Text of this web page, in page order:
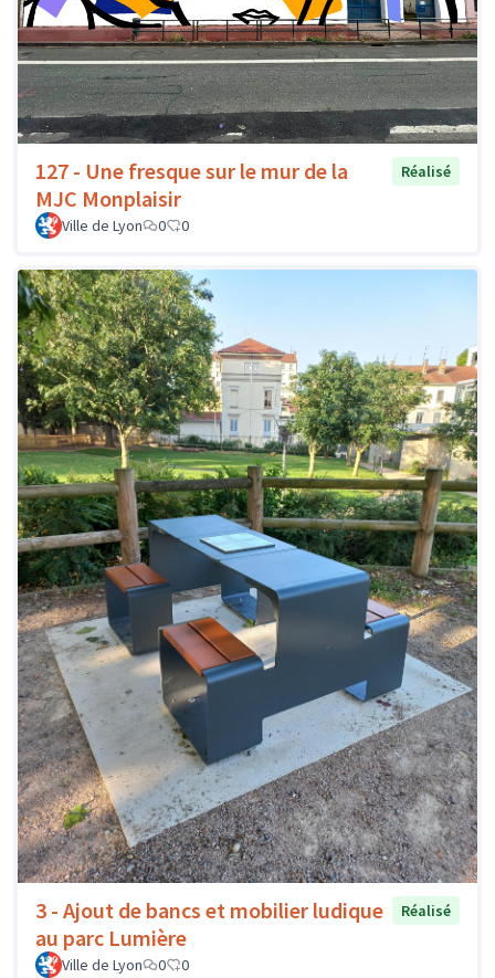
127 - Une fresque sur le mur de la
MJC Monplaisir
Réalisé
Ville de Lyon 0 0
3 - Ajout de bancs et mobilier ludique
au parc Lumière
Réalisé
Ville de Lyon 0 0